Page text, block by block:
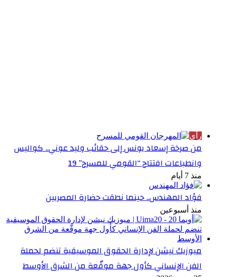
رأي
من صرخة إسعاد يونس إلى حقائب وليد عوني.. كواليس
وانطباعات افتتاح “القومي للمسرح” 19
منذ 7 أيام
فؤاد المهندس.. حينما نطقت حضارة المصريين
منذ أسبوعين
ميوزيك نيشن لإدارة الحقوق الموسيقية تنضم لحملة
الفن الإنساني كأول جهة موقّعة من الشرق الأوسط